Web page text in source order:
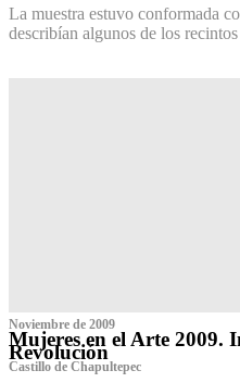
La muestra estuvo conformada
describían algunos de los
Noviembre de 2009
Mujeres en el Arte 2009.
Revolución
Castillo de Chapultepec